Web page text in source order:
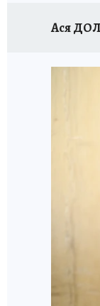
Ася